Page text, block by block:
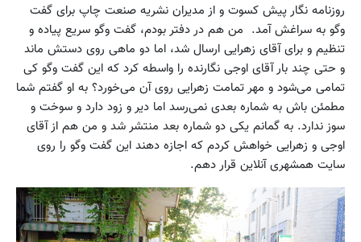
روزنامه نگار پیش کسوت و از مدیران نشریه صنعت چاپ برای گفت
وگو به سراغش آمد. من هم در دفتر بودم، گفت وگو سریع پیاده و
تنظیم و برای آقای زهرایی ارسال شد، اما دو ماهی روی دستش ماند
و حتی چند بار آقای اوجی نگارنده را واسطه کرد که این گفت وگو کی
تمامی می‌شود و مهر تمامت زهرایی روی آن می‌خورد؟ به او گفتم شما
مطمئن باش به شماره بعدی نمی‌رسد اما دیر و زود دارد و سوخت و
سوز ندارد. به گمانم یکی دو شماره بعد منتشر شد و من هم از آقای
اوجی و زهرایی خواهش کردم که اجازه دهند این گفت وگو را روی
سایت همشهری آنلاین قرار دهم.